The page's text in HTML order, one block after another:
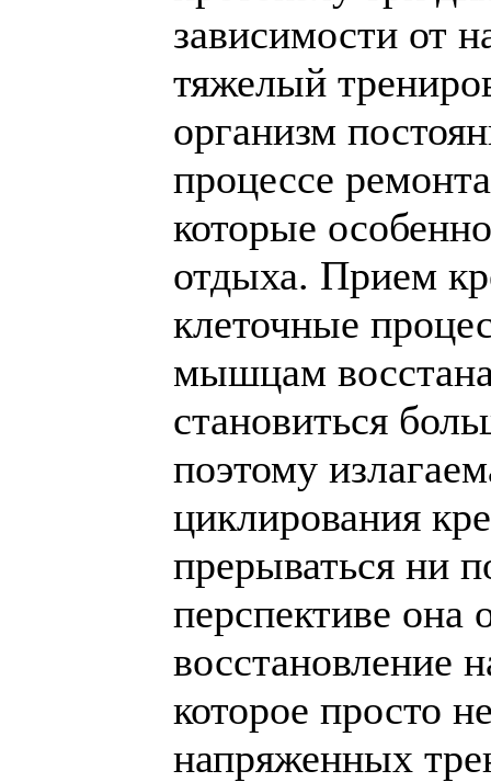
зависимости от
тяжелый
организм
процессе
которые
отдыха. Прием
клеточные
мышцам
становиться
поэтому
циклирования
прерываться ни
перспективе она
восстановление
которое просто
напряженных